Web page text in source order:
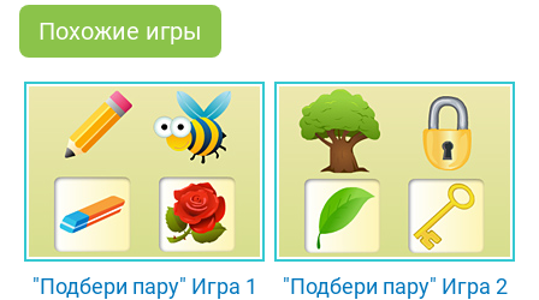
Похожие игры
"Подбери пару" Игра 1 "Подбери пару" Игра 2